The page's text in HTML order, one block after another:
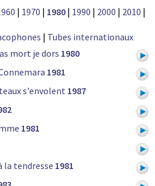
| 1970 | 1980 | 1990 | 2000 | 2010 |
| Tubes internationaux
mort je dors 1980
1981
s'envolent 1987
1981
la tendresse 1981